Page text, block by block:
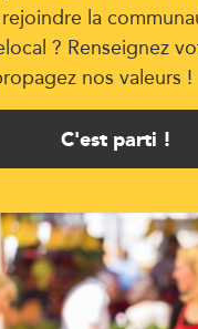
la
? Renseignez
nos valeurs !
C'est parti !